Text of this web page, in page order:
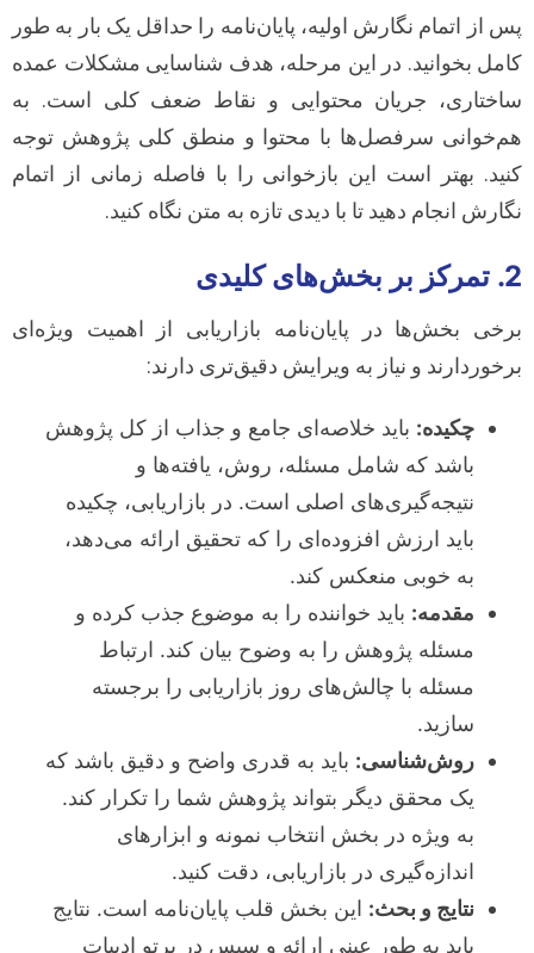
پس از اتمام نگارش اولیه، پایان‌نامه را حداقل یک بار به طور
کامل بخوانید. در این مرحله، هدف شناسایی مشکلات عمده
ساختاری، جریان محتوایی و نقاط ضعف کلی است. به
هم‌خوانی سرفصل‌ها با محتوا و منطق کلی پژوهش توجه
کنید. بهتر است این بازخوانی را با فاصله زمانی از اتمام
نگارش انجام دهید تا با دیدی تازه به متن نگاه کنید.
2. تمرکز بر بخش‌های کلیدی
برخی بخش‌ها در پایان‌نامه بازاریابی از اهمیت ویژه‌ای
برخوردارند و نیاز به ویرایش دقیق‌تری دارند:
چکیده: باید خلاصه‌ای جامع و جذاب از کل پژوهش
باشد که شامل مسئله، روش، یافته‌ها و
نتیجه‌گیری‌های اصلی است. در بازاریابی، چکیده
باید ارزش افزوده‌ای را که تحقیق ارائه می‌دهد،
به خوبی منعکس کند.
مقدمه: باید خواننده را به موضوع جذب کرده و
مسئله پژوهش را به وضوح بیان کند. ارتباط
مسئله با چالش‌های روز بازاریابی را برجسته
سازید.
روش‌شناسی: باید به قدری واضح و دقیق باشد که
یک محقق دیگر بتواند پژوهش شما را تکرار کند.
به ویژه در بخش انتخاب نمونه و ابزارهای
اندازه‌گیری در بازاریابی، دقت کنید.
نتایج و بحث: این بخش قلب پایان‌نامه است. نتایج
باید به طور عینی ارائه و سپس در پرتو ادبیات